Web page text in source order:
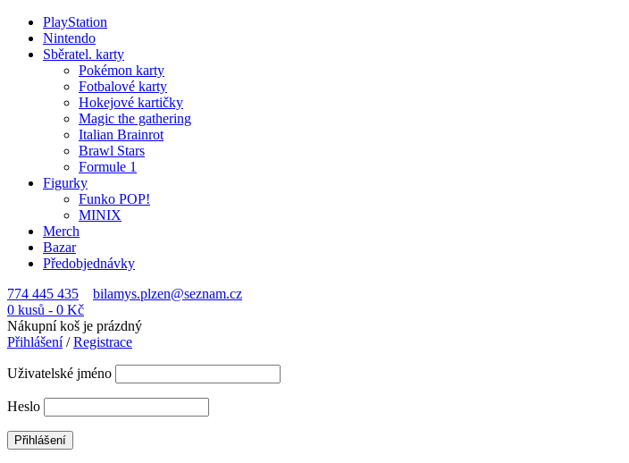
PlayStation
Nintendo
Sběratel. karty
Pokémon karty
Fotbalové karty
Hokejové kartičky
Magic the gathering
Italian Brainrot
Brawl Stars
Formule 1
Figurky
Funko POP!
MINIX
Merch
Bazar
Předobjednávky
774 445 435
bilamys.plzen@seznam.cz
0 kusů - 0 Kč
Nákupní koš je prázdný
Přihlášení/Registrace
Uživatelské jméno
Heslo